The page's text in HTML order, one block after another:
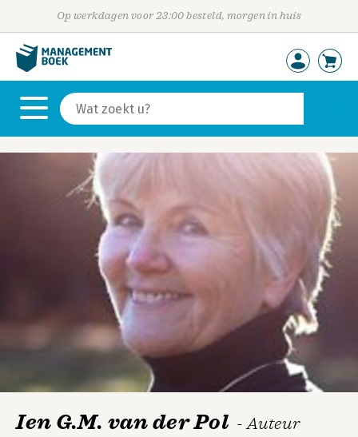
Op werkdagen voor 23:00 besteld, morgen in huis
Ien G.M. van der Pol - Auteur